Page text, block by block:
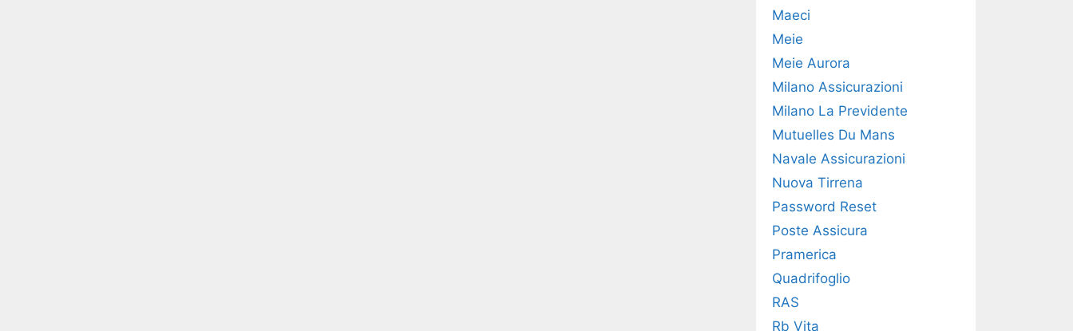
Maeci
Meie
Meie Aurora
Milano Assicurazioni
Milano La Previdente
Mutuelles Du Mans
Navale Assicurazioni
Nuova Tirrena
Password Reset
Poste Assicura
Pramerica
Quadrifoglio
RAS
Rb Vita